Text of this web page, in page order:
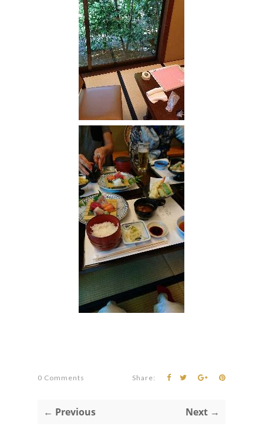
0 Comments Share:
← Previous Next →